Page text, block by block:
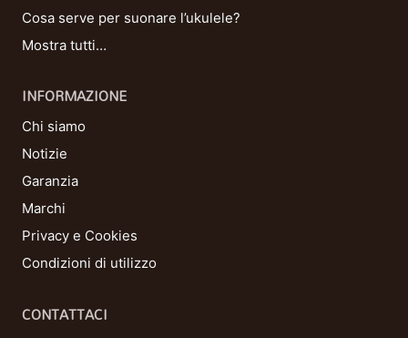
Cosa serve per suonare l’ukulele?
Mostra tutti…
INFORMAZIONE
Chi siamo
Notizie
Garanzia
Marchi
Privacy e Cookies
Condizioni di utilizzo
CONTATTACI